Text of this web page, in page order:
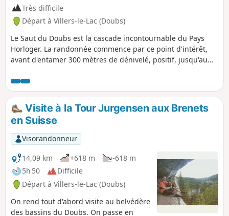
Très difficile
Départ à Villers-le-Lac (Doubs)
Le Saut du Doubs est la cascade incontournable du Pays
Horloger. La randonnée commence par ce point d'intérêt,
avant d'entamer 300 mètres de dénivelé, positif, jusqu'au
vues sur le Lac de Moron, avant de descendre vers le
Barrage du Châtelot et de traverser à gué le Doubs. Le
retour se fait par le Châtelard pour un dernier belvédère. Il
faut, ensuite, remonter les rives du lac pour rejoindre le
Saut du Doubs.
Visite à la Tour Jurgensen aux Brenets
en Suisse
Visorandonneur
14,09 km
+618 m
-618 m
5h 50
Difficile
Départ à Villers-le-Lac (Doubs)
On rend tout d'abord visite au belvédère
des bassins du Doubs. On passe en